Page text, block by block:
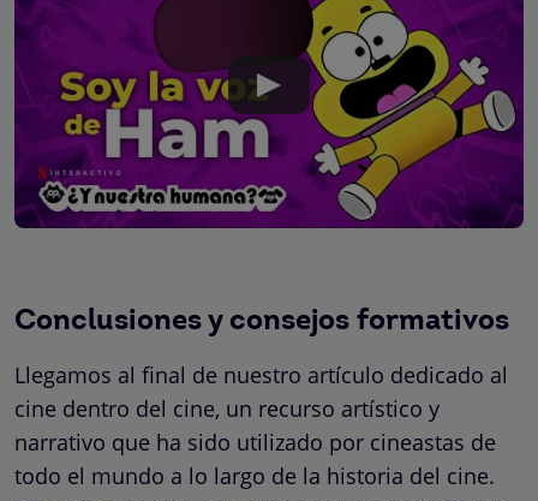
Conclusiones y consejos formativos
Llegamos al final de nuestro artículo dedicado al
cine dentro del cine, un recurso artístico y
narrativo que ha sido utilizado por cineastas de
todo el mundo a lo largo de la historia del cine.